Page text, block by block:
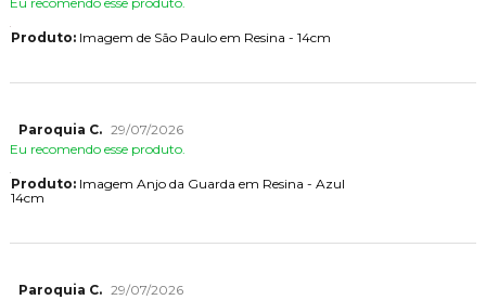
Produto:Imagem de São Paulo em Resina - 14cm
Paroquia C. 29/07/2026
Eu recomendo esse produto.
Produto:Imagem Anjo da Guarda em Resina - Azul
14cm
Paroquia C. 29/07/2026